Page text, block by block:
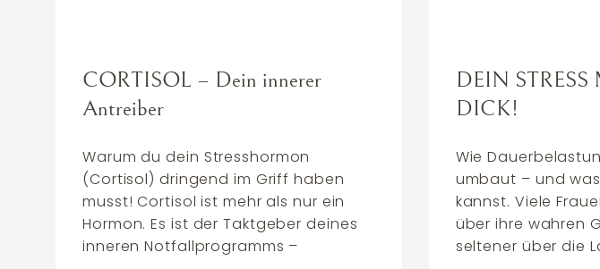
CORTISOL – Dein innerer
Antreiber
Warum du dein Stresshormon
(Cortisol) dringend im Griff haben
musst! Cortisol ist mehr als nur ein
Hormon. Es ist der Taktgeber deines
inneren Notfallprogramms –
DEIN
DICK!
Wie
umbaut – und
kannst. Viele
über ihre wahren
seltener über die